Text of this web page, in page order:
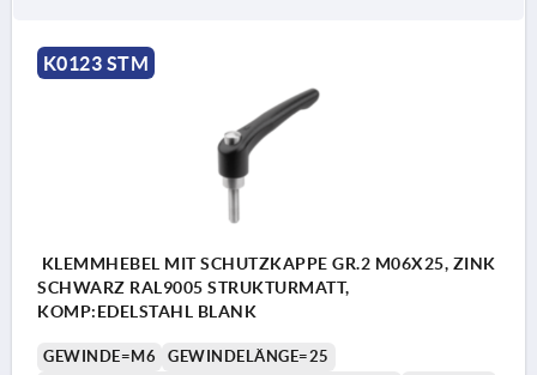
K0123 STM
KLEMMHEBEL MIT SCHUTZKAPPE GR.2 M06X25, ZINK
SCHWARZ RAL9005 STRUKTURMATT,
KOMP:EDELSTAHL BLANK
GEWINDE=M6
GEWINDELÄNGE=25